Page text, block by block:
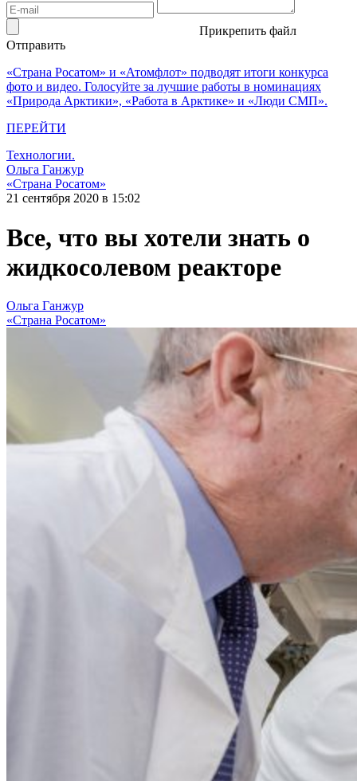
Прикрепить файл
Отправить
«Страна Росатом» и «Атомфлот» подводят итоги конкурса
фото и видео. Голосуйте за лучшие работы в номинациях
«Природа Арктики», «Работа в Арктике» и «Люди СМП».
ПЕРЕЙТИ
Технологии.
Ольга Ганжур
«Страна Росатом»
21 сентября 2020 в 15:02
Все, что вы хотели знать о
жидкосолевом реакторе
Ольга Ганжур
«Страна Росатом»